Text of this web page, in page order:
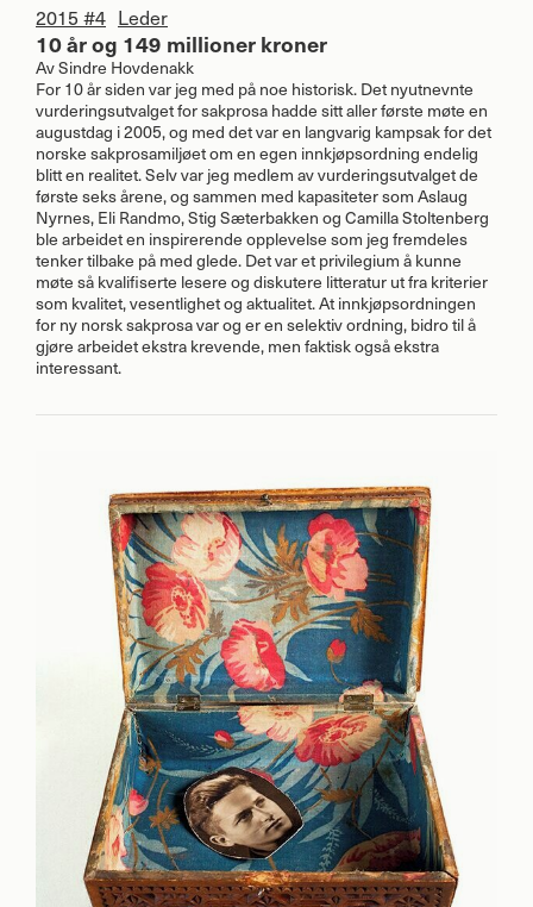
2015 #4 Leder
10 år og 149 millioner kroner
AvSindre Hovdenakk
For 10 år siden var jeg med på noe historisk. Det nyutnevnte
vurderingsutvalget for sakprosa hadde sitt aller første møte en
augustdag i 2005, og med det var en langvarig kampsak for det
norske sakprosamiljøet om en egen innkjøpsordning endelig
blitt en realitet. Selv var jeg medlem av vurderingsutvalget de
første seks årene, og sammen med kapasiteter som Aslaug
Nyrnes, Eli Randmo, Stig Sæterbakken og Camilla Stoltenberg
ble arbeidet en inspirerende opplevelse som jeg fremdeles
tenker tilbake på med glede. Det var et privilegium å kunne
møte så kvalifiserte lesere og diskutere litteratur ut fra kriterier
som kvalitet, vesentlighet og aktualitet. At innkjøpsordningen
for ny norsk sakprosa var og er en selektiv ordning, bidro til å
gjøre arbeidet ekstra krevende, men faktisk også ekstra
interessant.